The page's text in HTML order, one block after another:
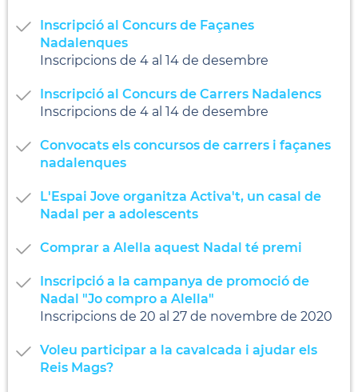
Inscripció al Concurs de Façanes
Nadalenques
Inscripcions de 4 al 14 de desembre
Inscripció al Concurs de Carrers Nadalencs
Inscripcions de 4 al 14 de desembre
Convocats els concursos de carrers i façanes
nadalenques
L'Espai Jove organitza Activa't, un casal de
Nadal per a adolescents
Comprar a Alella aquest Nadal té premi
Inscripció a la campanya de promoció de
Nadal "Jo compro a Alella"
Inscripcions de 20 al 27 de novembre de 2020
Voleu participar a la cavalcada i ajudar els
Reis Mags?